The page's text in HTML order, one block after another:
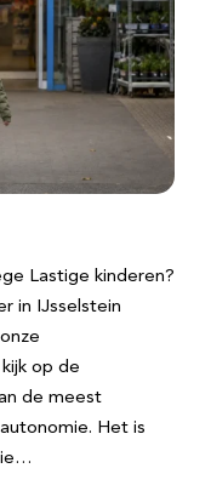
Lastige kinderen?
in IJsselstein
op de
de meest
Het is